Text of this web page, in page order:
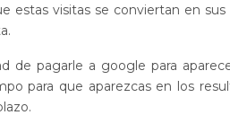
estas visitas se conviertan en
de pagarle a google para
para que aparezcas en los